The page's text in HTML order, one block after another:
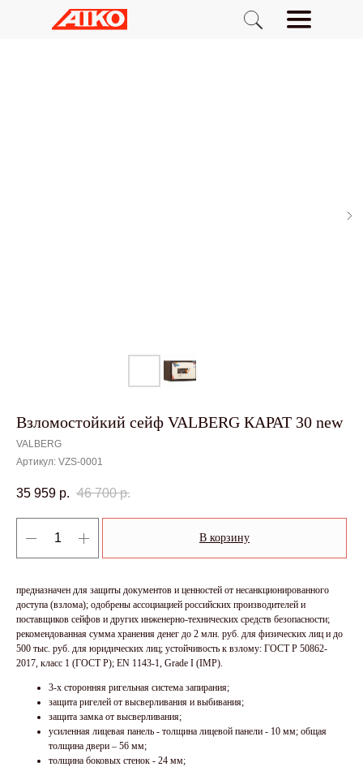
Взломостойкий сейф VALBERG КАРАТ 30 new
VALBERG
Артикул: VZS-0001
35 959 р. 46 700 р.
В корзину
предназначен для защиты документов и ценностей от несанкционированного
доступа (взлома); одобрены ассоциацией российских производителей и
поставщиков сейфов и других инженерно-технических средств безопасности;
рекомендованная сумма хранения денег до 2 млн. руб. для физических лиц и до
500 тыс. руб. для юридических лиц; устойчивость к взлому: ГОСТ Р 50862-
2017, класс 1 (ГОСТ Р); EN 1143-1, Grade I (IMP).
3-х сторонняя ригельная система запирания;
защита ригелей от высверливания и выбивания;
защита замка от высверливания;
усиленная лицевая панель - толщина лицевой панели - 10 мм; общая
толщина двери – 56 мм;
толщина боковых стенок - 24 мм;